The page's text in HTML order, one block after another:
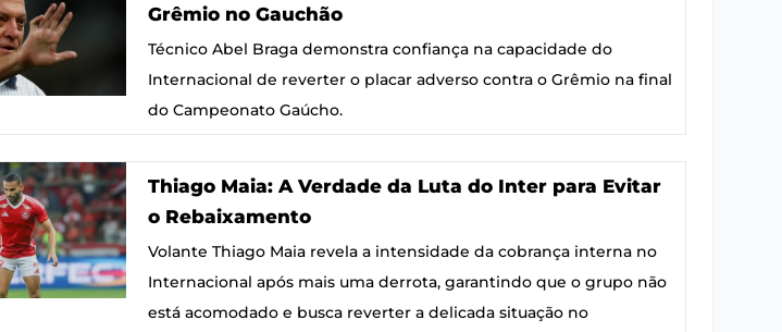
Grêmio no Gauchão
Técnico Abel Braga demonstra confiança na capacidade do
Internacional de reverter o placar adverso contra o Grêmio na final
do Campeonato Gaúcho.
Thiago Maia: A Verdade da Luta do Inter para Evitar
o Rebaixamento
Volante Thiago Maia revela a intensidade da cobrança interna no
Internacional após mais uma derrota, garantindo que o grupo não
está acomodado e busca reverter a delicada situação no